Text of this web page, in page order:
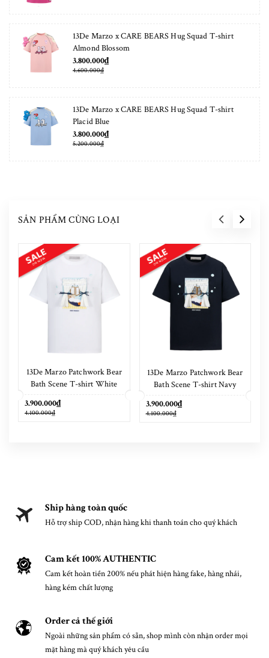
13De Marzo x CARE BEARS Hug Squad T-shirt
Almond Blossom
3.800.000₫
4.600.000₫
13De Marzo x CARE BEARS Hug Squad T-shirt
Placid Blue
3.800.000₫
5.200.000₫
SẢN PHẨM CÙNG LOẠI
13De Marzo Patchwork Bear
Bath Scene T-shirt White
3.900.000₫
4.100.000₫
13De Marzo Patchwork Bear
Bath Scene T-shirt Navy
3.900.000₫
4.100.000₫
Ship hàng toàn quốc
Hỗ trợ ship COD, nhận hàng khi thanh toán cho quý khách
Cam kết 100% AUTHENTIC
Cam kết hoàn tiền 200% nếu phát hiện hàng fake, hàng nhái,
hàng kém chất lượng
Order cả thế giới
Ngoài những sản phẩm có sẵn, shop mình còn nhận order mọi
mặt hàng mà quý khách yêu cầu